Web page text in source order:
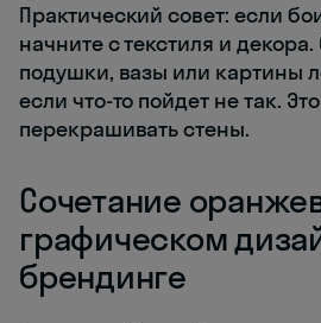
Практический совет: если
начните с текстиля и
подушки, вазы или картины
если что-то пойдет не так.
перекрашивать стены.
Сочетание
графическом
брендинге